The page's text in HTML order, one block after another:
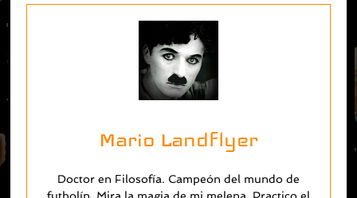
Mario Landflyer
Doctor en Filosofía. Campeón del mundo de